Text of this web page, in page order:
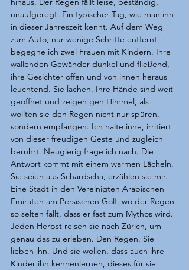
unaufgeregt. Ein typischer Tag, wie man ihn
in dieser Jahreszeit kennt. Auf dem Weg
zum Auto, nur wenige Schritte entfernt,
begegne ich zwei Frauen mit Kindern. Ihre
wallenden Gewänder dunkel und fließend,
ihre Gesichter offen und von innen heraus
leuchtend. Sie lachen. Ihre Hände sind weit
geöffnet und zeigen gen Himmel, als
wollten sie den Regen nicht nur spüren,
sondern empfangen. Ich halte inne, irritiert
von dieser freudigen Geste und zugleich
berührt. Neugierig frage ich nach. Die
Antwort kommt mit einem warmen Lächeln.
Sie seien aus Schardscha, erzählen sie mir.
Eine Stadt in den Vereinigten Arabischen
Emiraten am Persischen Golf, wo der Regen
so selten fällt, dass er fast zum Mythos wird.
Jeden Herbst reisen sie nach Zürich, um
genau das zu erleben. Den Regen. Sie
lieben ihn. Und sie wollen, dass auch ihre
Kinder ihn kennenlernen, dieses für sie